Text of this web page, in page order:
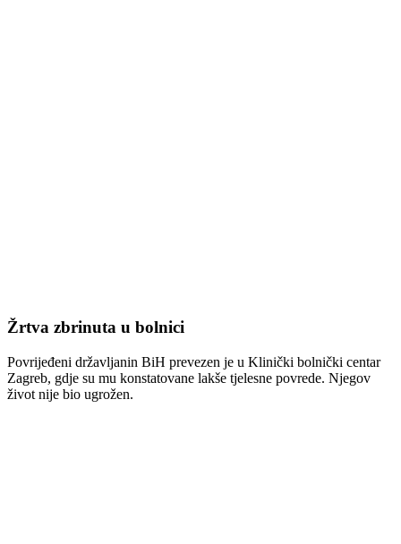
Žrtva zbrinuta u bolnici
Povrijeđeni državljanin BiH prevezen je u Klinički bolnički centar
Zagreb, gdje su mu konstatovane lakše tjelesne povrede. Njegov
život nije bio ugrožen.